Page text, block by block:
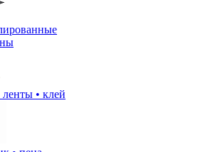
ленты • клей